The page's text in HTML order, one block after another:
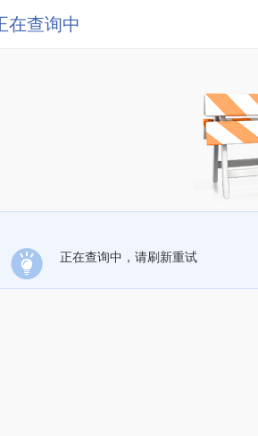
在查询中
正在查询中，请刷新重试